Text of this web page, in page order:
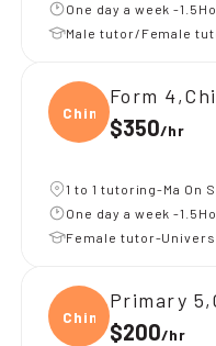
One day a week -
Male tutor/Female
Chine
Form
$350/hr
1 to 1 tutoring-Ma On
One day a week -
Female tutor-
Chine
Primary
$200/hr